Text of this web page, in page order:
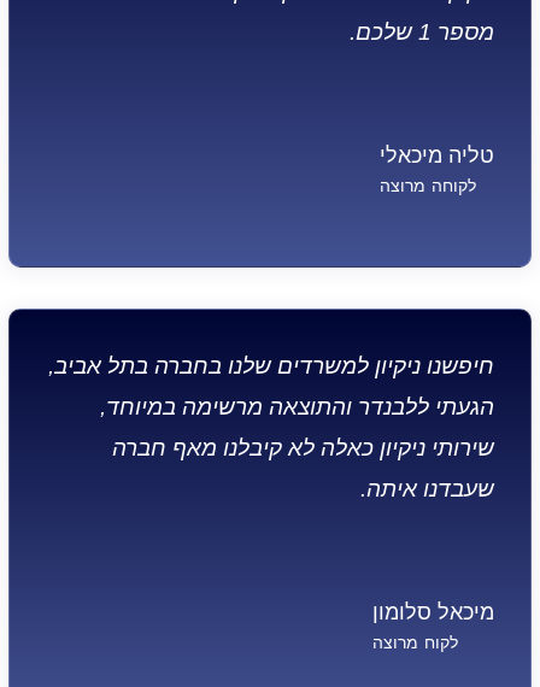
מספר 1 שלכם.
טליה מיכאלי
לקוחה מרוצה
חיפשנו ניקיון למשרדים שלנו בחברה בתל אביב,
הגעתי ללבנדר והתוצאה מרשימה במיוחד,
שירותי ניקיון כאלה לא קיבלנו מאף חברה
שעבדנו איתה.
מיכאל סלומון
לקוח מרוצה